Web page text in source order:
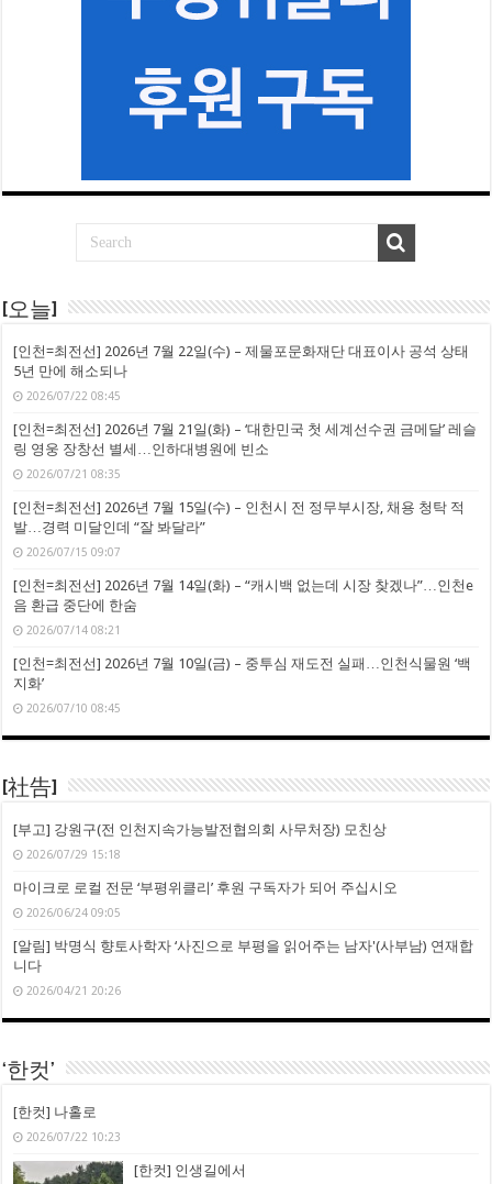
[오늘]
[인천=최전선] 2026년 7월 22일(수) – 제물포문화재단 대표이사 공석 상태
5년 만에 해소되나
2026/07/22 08:45
[인천=최전선] 2026년 7월 21일(화) – ‘대한민국 첫 세계선수권 금메달’ 레슬
링 영웅 장창선 별세…인하대병원에 빈소
2026/07/21 08:35
[인천=최전선] 2026년 7월 15일(수) – 인천시 전 정무부시장, 채용 청탁 적
발…경력 미달인데 “잘 봐달라”
2026/07/15 09:07
[인천=최전선] 2026년 7월 14일(화) – “캐시백 없는데 시장 찾겠나”…인천e
음 환급 중단에 한숨
2026/07/14 08:21
[인천=최전선] 2026년 7월 10일(금) – 중투심 재도전 실패…인천식물원 ‘백
지화’
2026/07/10 08:45
[社告]
[부고] 강원구(전 인천지속가능발전협의회 사무처장) 모친상
2026/07/29 15:18
마이크로 로컬 전문 ‘부평위클리’ 후원 구독자가 되어 주십시오
2026/06/24 09:05
[알림] 박명식 향토사학자 ‘사진으로 부평을 읽어주는 남자'(사부남) 연재합
니다
2026/04/21 20:26
‘한컷’
[한컷] 나홀로
2026/07/22 10:23
[한컷] 인생길에서